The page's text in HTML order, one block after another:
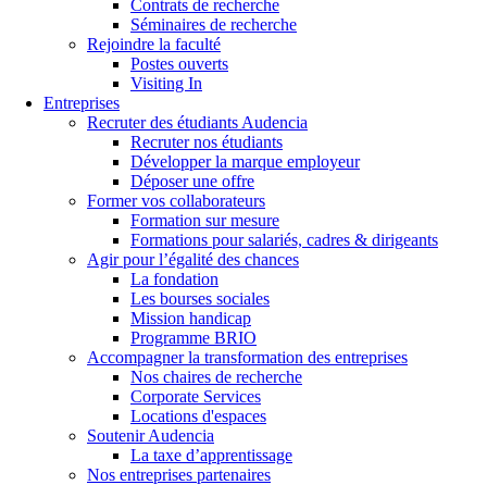
Contrats de recherche
Séminaires de recherche
Rejoindre la faculté
Postes ouverts
Visiting In
Entreprises
Recruter des étudiants Audencia
Recruter nos étudiants
Développer la marque employeur
Déposer une offre
Former vos collaborateurs
Formation sur mesure
Formations pour salariés, cadres & dirigeants
Agir pour l’égalité des chances
La fondation
Les bourses sociales
Mission handicap
Programme BRIO
Accompagner la transformation des entreprises
Nos chaires de recherche
Corporate Services
Locations d'espaces
Soutenir Audencia
La taxe d’apprentissage
Nos entreprises partenaires